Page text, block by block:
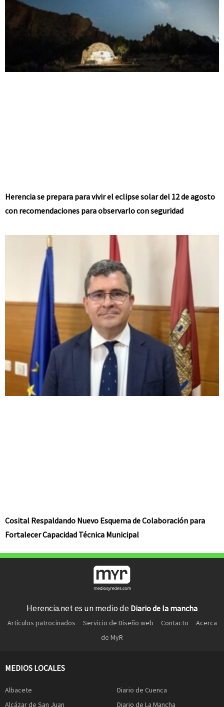
Herencia se prepara para vivir el eclipse solar del 12 de agosto
con recomendaciones para observarlo con seguridad
Cosital Respaldando Nuevo Esquema de Colaboración para
Fortalecer Capacidad Técnica Municipal
Herencia.net es un medio de Diario de la mancha
Artículos patrocinados Servicio de Diseño web Contacto
Acerca
de MyR
MEDIOS LOCALES
Albacete
Alcázar de San Juan
Diario de Cuenca
Diario de La Mancha